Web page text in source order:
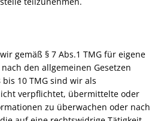
gemäß § 7 Abs.1 TMG für eigene
den allgemeinen Gesetzen
10 TMG sind wir als
verpflichtet, übermittelte oder
zu überwachen oder nach